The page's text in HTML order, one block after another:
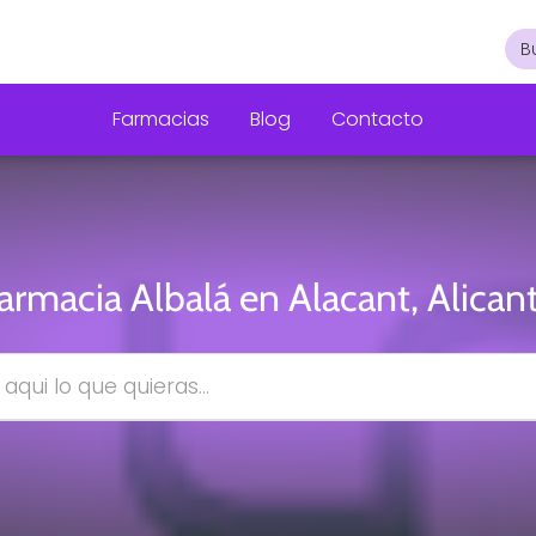
Farmacias Blog Contacto
Albalá en Alacant,